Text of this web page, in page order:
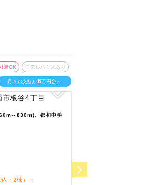
渡OK モデルハウスあり
月々お支払い6万円台～
～830m)、都和中学
・2棟）・